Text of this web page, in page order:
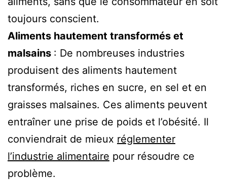
toujours conscient.
Aliments hautement transformés et
malsains : De nombreuses industries
produisent des aliments hautement
transformés, riches en sucre, en sel et en
graisses malsaines. Ces aliments peuvent
entraîner une prise de poids et l’obésité. Il
conviendrait de mieux réglementer
l’industrie alimentaire pour résoudre ce
problème.